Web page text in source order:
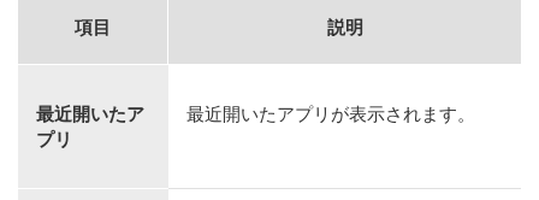
項目 説明
最近開いたア
プリ
最近開いたアプリが表示されます。